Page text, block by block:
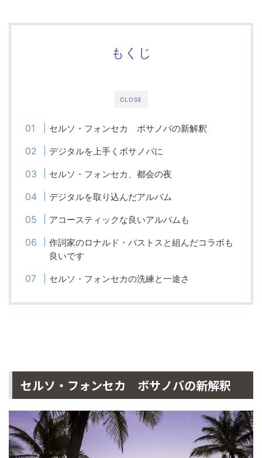
CLOSE
もくじ
セルソ・フォンセカ ボサノバの新解釈
デジタルを上手くボサノバに
セルソ・フォンセカ、都会の夜
デジタルを取り込んだアルバム
アコースティックな良いアルバムも
作詞家のロナルド・バストスと組んだコラボも
良いです
セルソ・フォンセカの洗練と一途さ
セルソ・フォンセカ ボサノバの新解釈